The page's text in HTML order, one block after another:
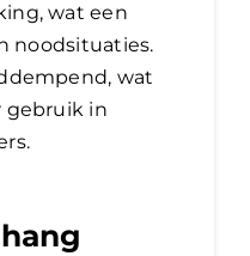
wat een
noodsituaties.
wat
gebruik in